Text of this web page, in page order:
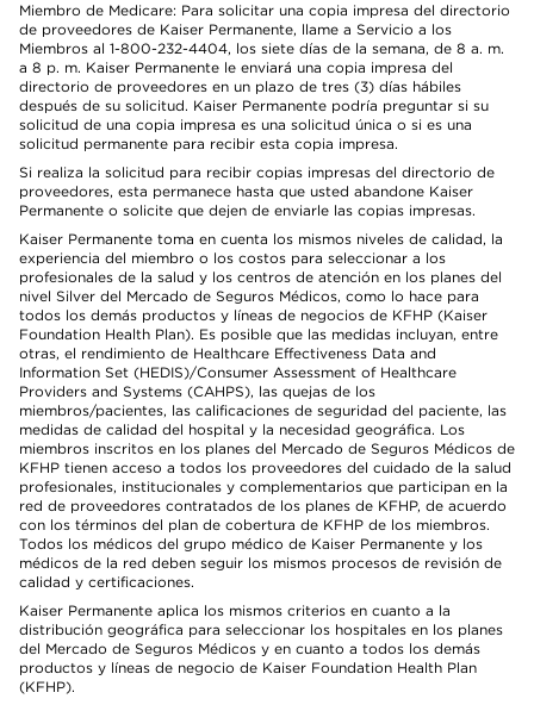
Miembro de Medicare: Para solicitar una copia impresa del directorio
de proveedores de Kaiser Permanente, llame a Servicio a los
Miembros al 1-800-232-4404, los siete días de la semana, de 8 a. m.
a 8 p. m. Kaiser Permanente le enviará una copia impresa del
directorio de proveedores en un plazo de tres (3) días hábiles
después de su solicitud. Kaiser Permanente podría preguntar si su
solicitud de una copia impresa es una solicitud única o si es una
solicitud permanente para recibir esta copia impresa.
Si realiza la solicitud para recibir copias impresas del directorio de
proveedores, esta permanece hasta que usted abandone Kaiser
Permanente o solicite que dejen de enviarle las copias impresas.
Kaiser Permanente toma en cuenta los mismos niveles de calidad, la
experiencia del miembro o los costos para seleccionar a los
profesionales de la salud y los centros de atención en los planes del
nivel Silver del Mercado de Seguros Médicos, como lo hace para
todos los demás productos y líneas de negocios de KFHP (Kaiser
Foundation Health Plan). Es posible que las medidas incluyan, entre
otras, el rendimiento de Healthcare Effectiveness Data and
Information Set (HEDIS)/Consumer Assessment of Healthcare
Providers and Systems (CAHPS), las quejas de los
miembros/pacientes, las calificaciones de seguridad del paciente, las
medidas de calidad del hospital y la necesidad geográfica. Los
miembros inscritos en los planes del Mercado de Seguros Médicos de
KFHP tienen acceso a todos los proveedores del cuidado de la salud
profesionales, institucionales y complementarios que participan en la
red de proveedores contratados de los planes de KFHP, de acuerdo
con los términos del plan de cobertura de KFHP de los miembros.
Todos los médicos del grupo médico de Kaiser Permanente y los
médicos de la red deben seguir los mismos procesos de revisión de
calidad y certificaciones.
Kaiser Permanente aplica los mismos criterios en cuanto a la
distribución geográfica para seleccionar los hospitales en los planes
del Mercado de Seguros Médicos y en cuanto a todos los demás
productos y líneas de negocio de Kaiser Foundation Health Plan
(KFHP).